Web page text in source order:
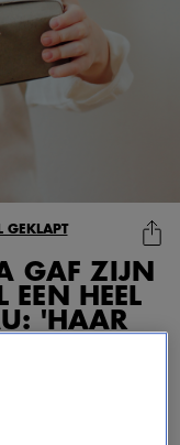
GAF ZIJN
EEN HEEL
'HAAR
GEKLAPT